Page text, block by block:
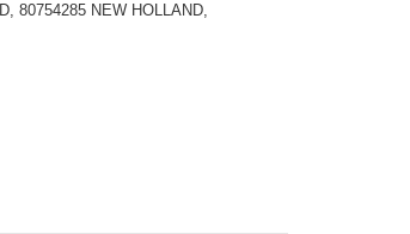
80754285 NEW HOLLAND,